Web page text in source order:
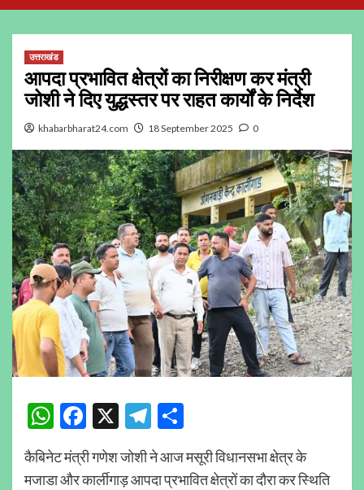
उत्तराखंड
आपदा प्रभावित क्षेत्रों का निरीक्षण कर मंत्री
जोशी ने दिए युद्धस्तर पर राहत कार्यों के निर्देश
khabarbharat24.com 18 September 2025 0
WhatsApp
Facebook
X Telegram
कैबिनेट मंत्री गणेश जोशी ने आज मसूरी विधानसभा क्षेत्र के
मजाडा और कार्लीगाड़ आपदा प्रभावित क्षेत्रों का दौरा कर स्थिति